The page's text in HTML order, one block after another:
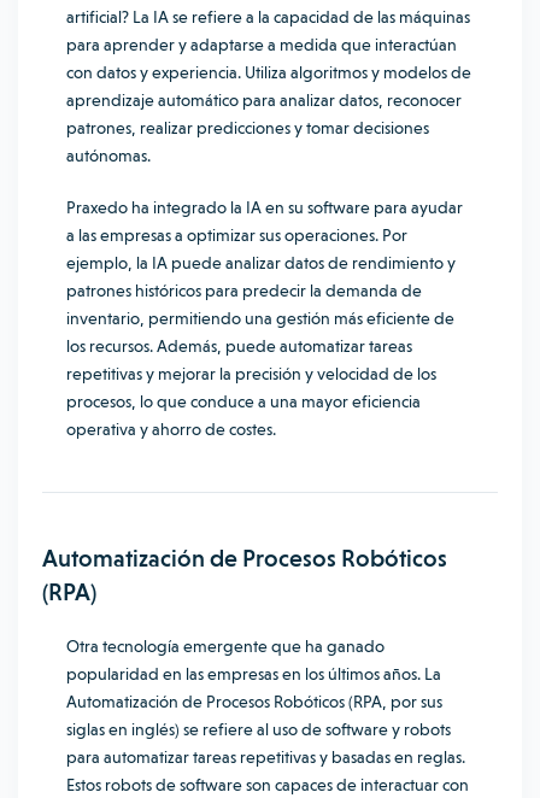
artificial? La IA se refiere a la capacidad de las máquinas
para aprender y adaptarse a medida que interactúan
con datos y experiencia. Utiliza algoritmos y modelos de
aprendizaje automático para analizar datos, reconocer
patrones, realizar predicciones y tomar decisiones
autónomas.
Praxedo ha integrado la IA en su software para ayudar
a las empresas a optimizar sus operaciones. Por
ejemplo, la IA puede analizar datos de rendimiento y
patrones históricos para predecir la demanda de
inventario, permitiendo una gestión más eficiente de
los recursos. Además, puede automatizar tareas
repetitivas y mejorar la precisión y velocidad de los
procesos, lo que conduce a una mayor eficiencia
operativa y ahorro de costes.
Automatización de Procesos Robóticos
(RPA)
Otra tecnología emergente que ha ganado
popularidad en las empresas en los últimos años. La
Automatización de Procesos Robóticos (RPA, por sus
siglas en inglés) se refiere al uso de software y robots
para automatizar tareas repetitivas y basadas en reglas.
Estos robots de software son capaces de interactuar con